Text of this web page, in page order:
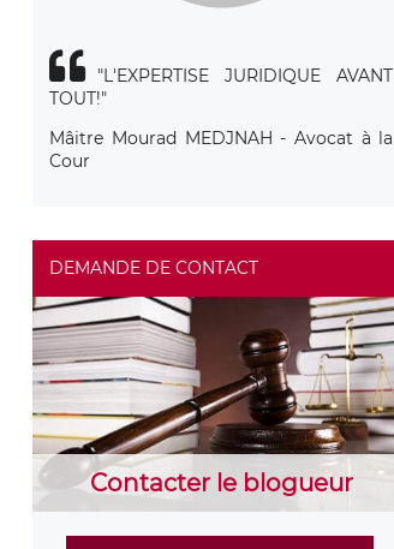
"L'EXPERTISE JURIDIQUE AVANT
TOUT!"
Mâitre Mourad MEDJNAH - Avocat à la
Cour
DEMANDE DE CONTACT
Contacter le blogueur